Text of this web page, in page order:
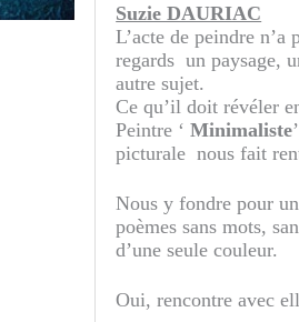
Suzie DAURIAC
L’acte de peindre
regards un paysage,
autre sujet.
Ce qu’il doit révéler
Peintre ‘Minimaliste
picturale nous fait
Nous y fondre pour
poèmes sans mots,
d’une seule couleur.
Oui, rencontre avec